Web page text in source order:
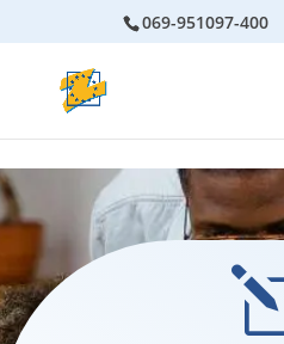
069-951097-400